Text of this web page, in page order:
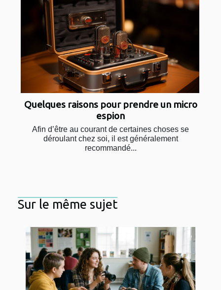
Quelques raisons pour prendre un micro
espion
Afin d’être au courant de certaines choses se
déroulant chez soi, il est généralement
recommandé...
Sur le même sujet